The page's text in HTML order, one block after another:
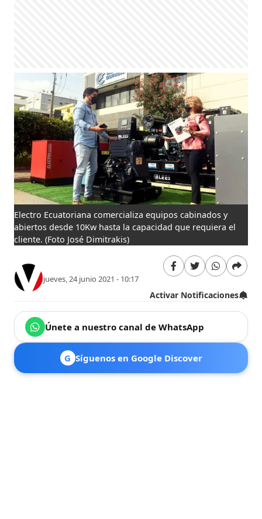
Electro Ecuatoriana comercializa equipos cabinados y
abiertos desde 10Kw hasta la capacidad que requiera el
cliente. (Foto José Dimitrakis)
jueves, 24 junio 2021 - 10:17
Activar Notificaciones
Únete a nuestro canal de WhatsApp
G Síguenos en Google Discover